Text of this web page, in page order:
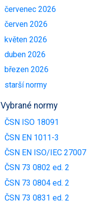
červenec 2026
červen 2026
květen 2026
duben 2026
březen 2026
starší normy
Vybrané normy
ČSN ISO 18091
ČSN EN 1011-3
ČSN EN ISO/IEC 27007
ČSN 73 0802 ed. 2
ČSN 73 0804 ed. 2
ČSN 73 0831 ed. 2